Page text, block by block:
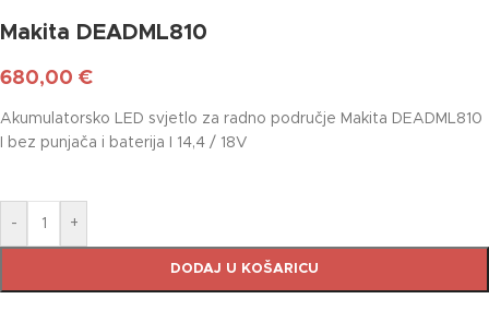
Makita DEADML810
680,00 €
Akumulatorsko LED svjetlo za radno područje Makita DEADML810
I bez punjača i baterija I 14,4 / 18V
- +
DODAJ U KOŠARICU